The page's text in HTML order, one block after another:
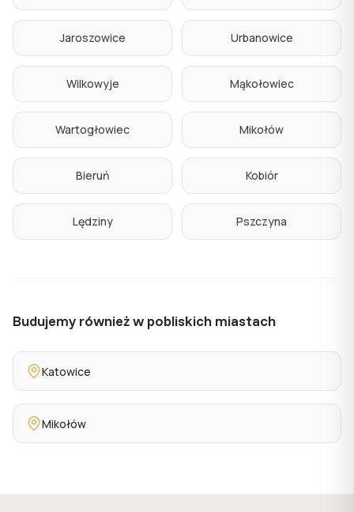
Jaroszowice Urbanowice
Wilkowyje Mąkołowiec
Wartogłowiec Mikołów
Bieruń Kobiór
Lędziny Pszczyna
Budujemy również w pobliskich miastach
Katowice
Mikołów